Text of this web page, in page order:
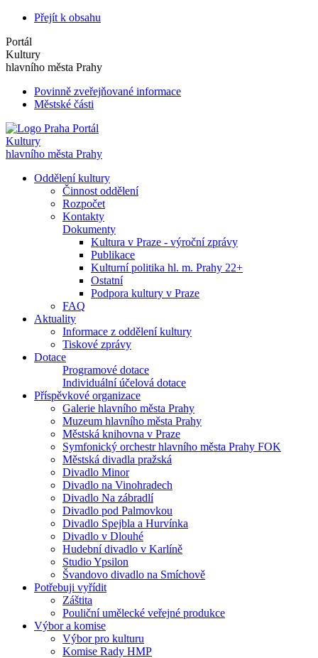
Přejít k obsahu
Portál
Kultury
hlavního města Prahy
Povinně zveřejňované informace
Městské části
Portál
Kultury
hlavního města Prahy
Oddělení kultury
Činnost oddělení
Rozpočet
Kontakty
Dokumenty
Kultura v Praze - výroční zprávy
Publikace
Kulturní politika hl. m. Prahy 22+
Ostatní
Podpora kultury v Praze
FAQ
Aktuality
Informace z oddělení kultury
Tiskové zprávy
Dotace
Programové dotace
Individuální účelová dotace
Příspěvkové organizace
Galerie hlavního města Prahy
Muzeum hlavního města Prahy
Městská knihovna v Praze
Symfonický orchestr hlavního města Prahy FOK
Městská divadla pražská
Divadlo Minor
Divadlo na Vinohradech
Divadlo Na zábradlí
Divadlo pod Palmovkou
Divadlo Spejbla a Hurvínka
Divadlo v Dlouhé
Hudební divadlo v Karlíně
Studio Ypsilon
Švandovo divadlo na Smíchově
Potřebuji vyřídit
Záštita
Pouliční umělecké veřejné produkce
Výbor a komise
Výbor pro kulturu
Komise Rady HMP